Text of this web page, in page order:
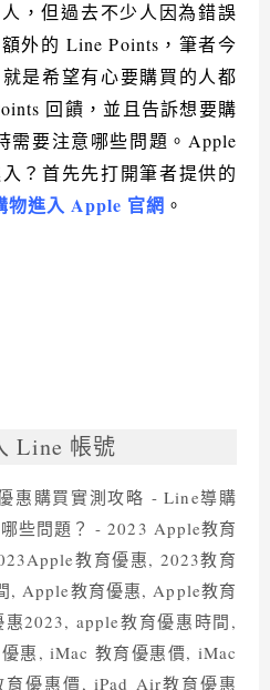
，但過去不少人因為錯誤
外的 Line Points ，筆者今
是希望有心要購買的人都
回饋，並且告訴想要購
需要注意哪些問題。 Apple
？首先先打開筆者提供的
物進入 Apple 官網 。
Line 帳號